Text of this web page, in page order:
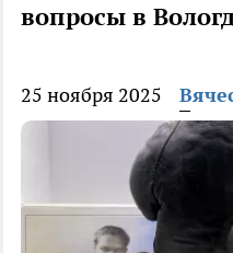
вопросы в
25 ноября 2025